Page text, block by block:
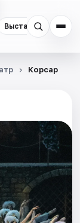
Выставки
Корсар